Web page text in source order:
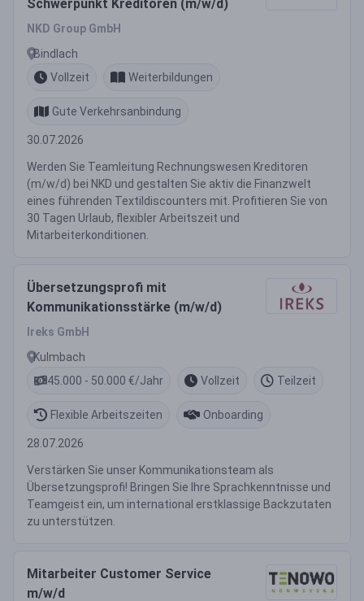
Schwerpunkt Kreditoren (m/w/d)
NKD Group GmbH
Bindlach
Vollzeit
Weiterbildungen
Gute Verkehrsanbindung
30.07.2026
Werden Sie Teamleitung Rechnungswesen Kreditoren
(m/w/d) bei NKD und gestalten Sie aktiv die Finanzwelt
eines führenden Textildiscounters mit. Profitieren Sie von
30 Tagen Urlaub, flexibler Arbeitszeit und
Mitarbeiterkonditionen.
Übersetzungsprofi mit
Kommunikationsstärke (m/w/d)
Ireks GmbH
Kulmbach
45.000 - 50.000 €/Jahr
Vollzeit Teilzeit
Flexible Arbeitszeiten Onboarding
28.07.2026
Verstärken Sie unser Kommunikationsteam als
Übersetzungsprofi! Bringen Sie Ihre Sprachkenntnisse und
Teamgeist ein, um international erstklassige Backzutaten
zu unterstützen.
Mitarbeiter Customer Service
m/w/d